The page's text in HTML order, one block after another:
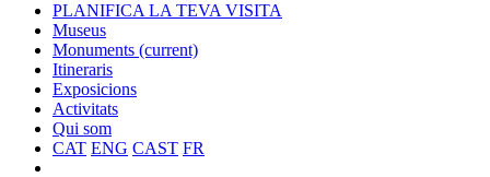
PLANIFICA LA TEVA VISITA
Museus
Monuments (current)
Itineraris
Exposicions
Activitats
Qui som
CAT ENG CAST FR